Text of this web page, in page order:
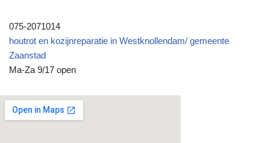
075-2071014
houtrot en kozijnreparatie in Westknollendam/ gemeente
Zaanstad
Ma-Za 9/17 open